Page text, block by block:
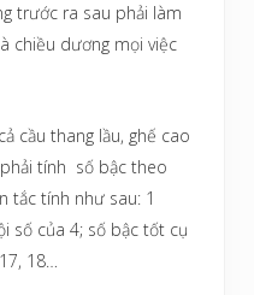
trước ra sau phải làm
chiều dương mọi việc
thang lầu, ghế cao
tính số bậc theo
tắc tính như sau: 1
số của 4; số bậc tốt cụ
18…